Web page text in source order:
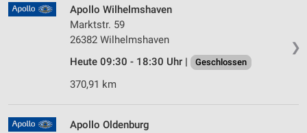
❯
Apollo Wilhelmshaven
Marktstr. 59
26382 Wilhelmshaven
Heute 09:30 - 18:30 Uhr |
Geschlossen
370,91 km
Apollo Oldenburg